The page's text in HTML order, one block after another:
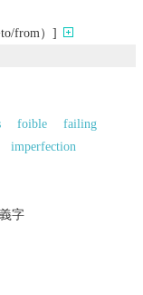
from）]
foible
failing
imperfection
字